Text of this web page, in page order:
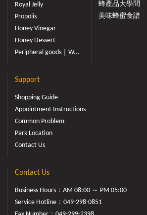
Royal Jelly
Propolis
Honey Vinegar
Honey Dessert
Peripheral goods｜W...
蜂產品大學問
美味蜂蜜食譜
Support
Shopping Guide
Appointment Instructions
Common Problem
Park Location
Contact Us
Contact Us
Business Hours：AM 08:00 ～ PM 05:00
Service Hotline： 049-298-0851